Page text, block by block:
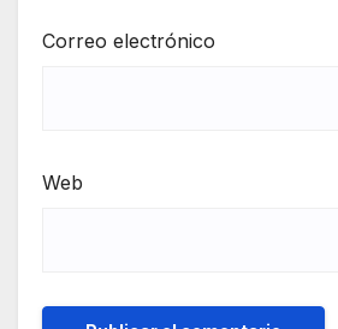
Correo electrónico
Web